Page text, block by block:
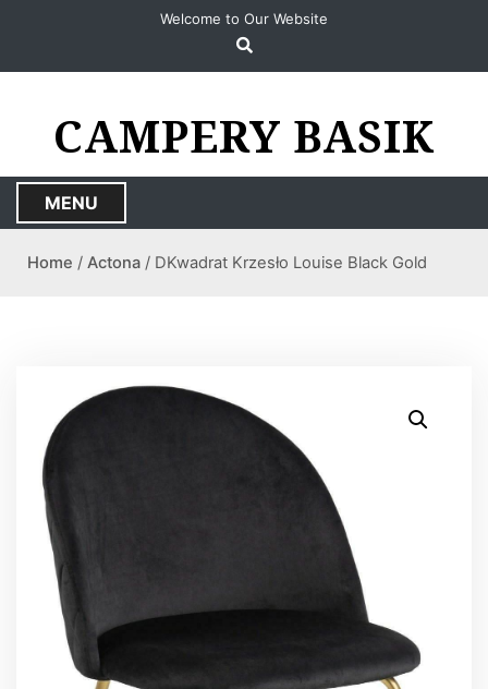
Welcome to Our Website
CAMPERY BASIK
MENU
Home / Actona / DKwadrat Krzesło Louise Black Gold